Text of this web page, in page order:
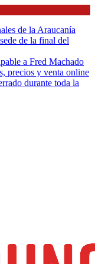
de la Araucanía
de la final del
a Fred Machado
precios y venta online
durante toda la